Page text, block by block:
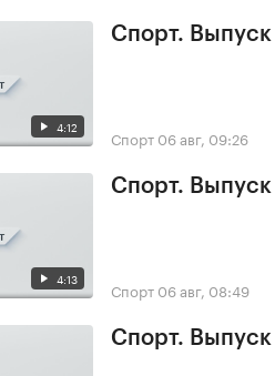
4:12
Спорт.
Спорт 06 авг, 09:26
4:13
Спорт.
Спорт 06 авг, 08:49
Спорт.